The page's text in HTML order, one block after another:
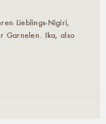
Lieblings-Nigiri,
Garnelen. Ika, also